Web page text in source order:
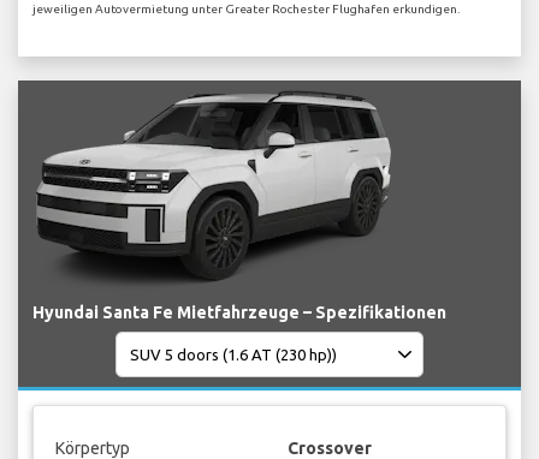
jeweiligen Autovermietung unter Greater Rochester Flughafen erkundigen.
Hyundai Santa Fe Mietfahrzeuge – Spezifikationen
Körpertyp Crossover